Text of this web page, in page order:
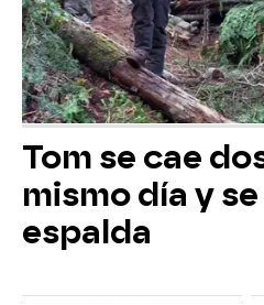
Tom se cae
mismo día y
espalda